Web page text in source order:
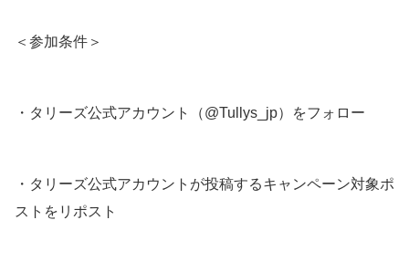
＜参加条件＞
・タリーズ公式アカウント（@Tullys_jp）をフォロー
・タリーズ公式アカウントが投稿するキャンペーン対象ポ
ストをリポスト